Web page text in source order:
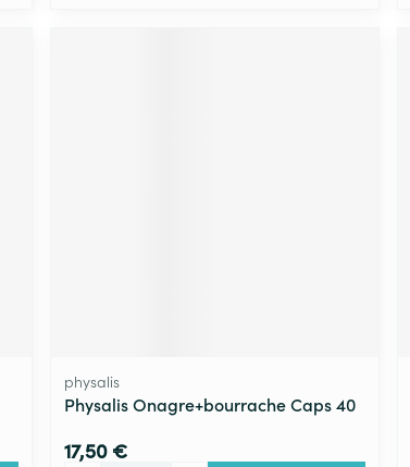
physalis
Physalis Onagre+bourrache Caps 40
17,50 €